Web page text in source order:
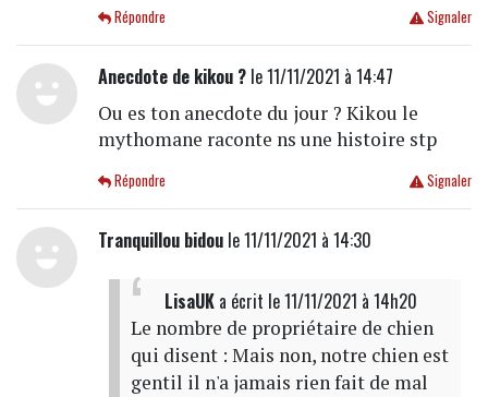
Signaler
Répondre
Anecdote de kikou ?le 11/11/2021 à 14:47
Ou es ton anecdote du jour ? Kikou le
mythomane raconte ns une histoire stp
Signaler
Répondre
Tranquillou bidoule 11/11/2021 à 14:30
LisaUKa écrit le 11/11/2021 à 14h20
Le nombre de propriétaire de chien
qui disent : Mais non, notre chien est
gentil il n'a jamais rien fait de mal